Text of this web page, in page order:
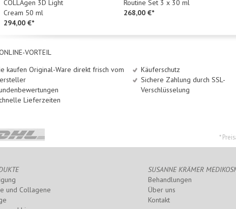
COLLAgen 3D Light
Cream 50 ml
294,00 €*
Routine Set 3 x 30 ml
268,00 €*
VORTEIL
kaufen Original-Ware direkt frisch vom
Lieferzeiten
Käuferschutz
Sichere Zahlung durch SSL-
Verschlüsselung
*
und Collagene
SUSANNE KRÄMER
Behandlungen
Über uns
Kontakt